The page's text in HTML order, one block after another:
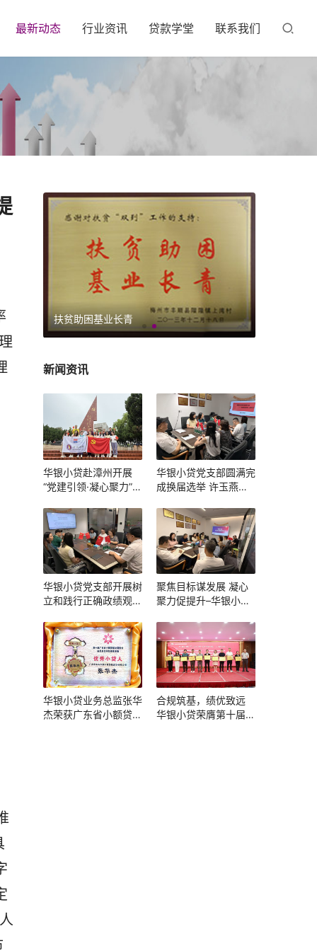
最新动态 行业资讯 贷款学堂 联系我们
扶贫助困基业长青
新闻资讯
华银小贷赴漳州开展
“党建引领·凝心聚力”主
华银小贷党支部圆满完
成换届选举 许玉燕当
华银小贷党支部开展树
立和践行正确政绩观学
生活会
聚焦目标谋发展 凝心
聚力促提升–华银小贷
职会
华银小贷业务总监张华
杰荣获广东省小额贷款
合规筑基，绩优致远
华银小贷荣膺第十届广